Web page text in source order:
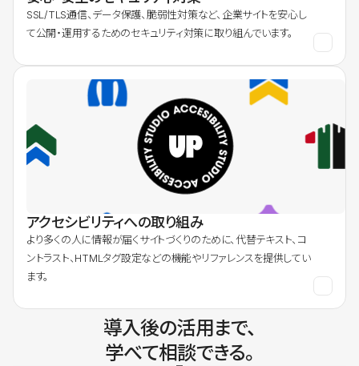
SSL/TLS通信、データ保護、脆弱性対策など、企業サイトを安心し
て公開・運用するためのセキュリティ対策に取り組んでいます。
アクセシビリティへの取り組み
より多くの人に情報が届くサイトづくりのために、代替テキスト、コ
ントラスト、HTMLタグ設定などの機能やリファレンスを提供してい
ます。
導入後の活用まで、
学べて相談できる。